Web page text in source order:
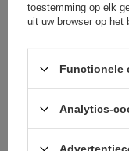
Gewicht
toestemming op elk
uit uw browser op het
Functionele
Analytics-